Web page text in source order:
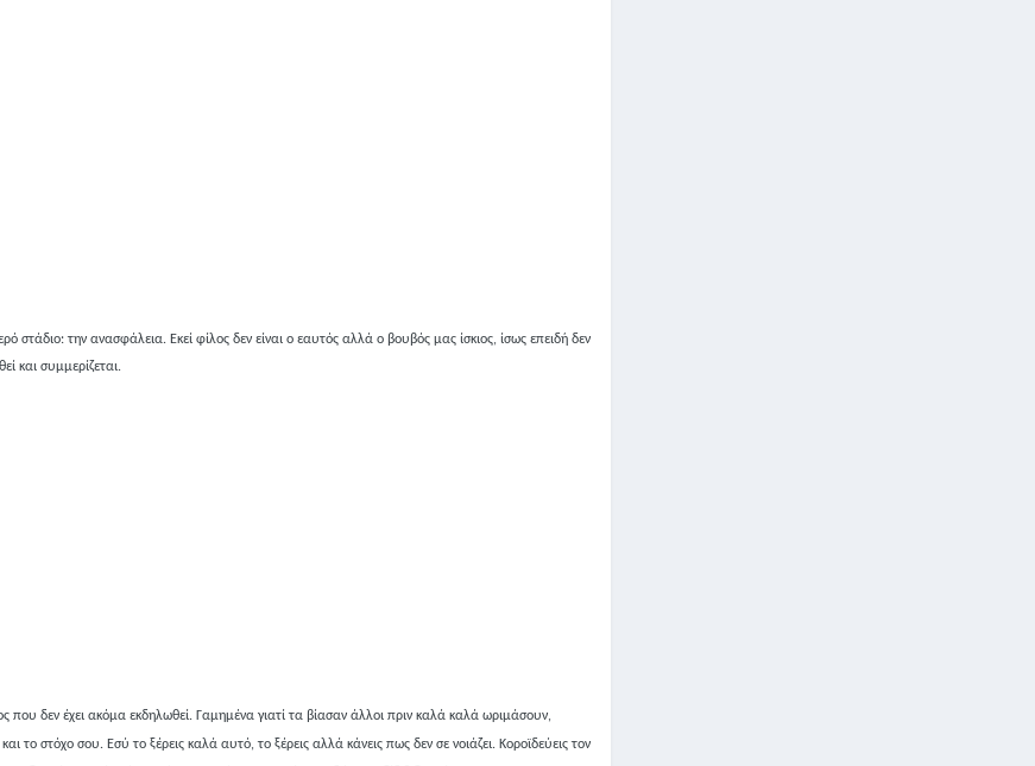
στάδιο: την ανασφάλεια. Εκεί φίλος δεν είναι ο εαυτός αλλά ο βουβός μας ίσκιος, ίσως επειδή δεν
και συμμερίζεται.
που δεν έχει ακόμα εκδηλωθεί. Γαμημένα γιατί τα βίασαν άλλοι πριν καλά καλά ωριμάσουν,
το στόχο σου. Εσύ το ξέρεις καλά αυτό, το ξέρεις αλλά κάνεις πως δεν σε νοιάζει. Κοροϊδεύεις τον